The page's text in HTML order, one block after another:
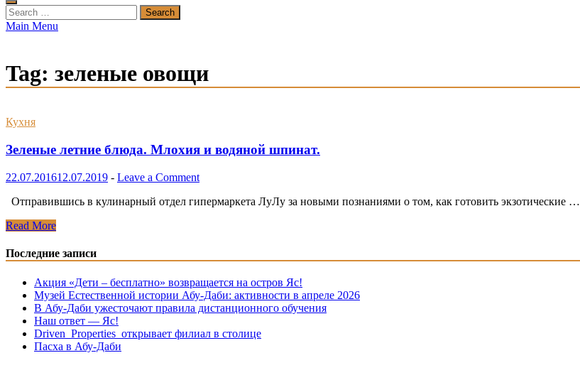
Search
for:
Main Menu
Tag: зеленые овощи
Кухня
Зеленые летние блюда. Млохия и водяной шпинат.
22.07.201612.07.2019 - Leave a Comment
Отправившись в кулинарный отдел гипермаркета ЛуЛу за новыми познаниями о том, как готовить экзотические …
Зеленые
блюда.
Млохия
водяной
шпинат.
Read More
Последние записи
Акция «Дети – бесплатно» возвращается на остров Яс!
Музей Eстественной истории Абу-Даби: активности в апреле 2026
В Абу-Даби ужесточают правила дистанционного обучения
Наш ответ — Яс!
Driven Properties открывает филиал в столице
Пасха в Абу-Даби